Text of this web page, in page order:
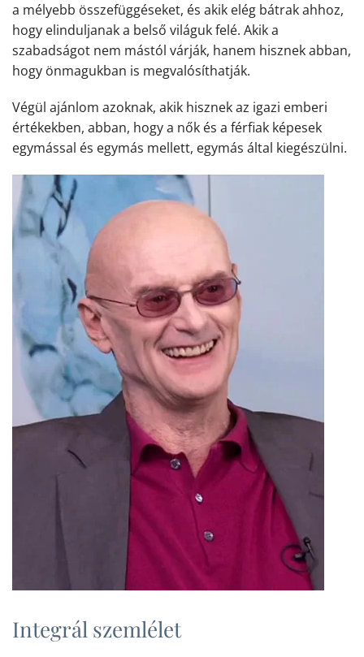
a mélyebb összefüggéseket, és akik elég bátrak ahhoz,
hogy elinduljanak a belső világuk felé. Akik a
szabadságot nem mástól várják, hanem hisznek abban,
hogy önmagukban is megvalósíthatják.
Végül ajánlom azoknak, akik hisznek az igazi emberi
értékekben, abban, hogy a nők és a férfiak képesek
egymással és egymás mellett, egymás által kiegészülni.
Integrál szemlélet